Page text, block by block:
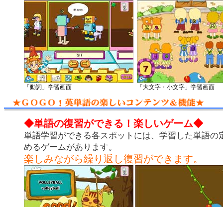
「動詞」学習画面 「大文字・小文字」学習画面
◆単語の復習ができる！楽しいゲーム◆
単語学習ができる各スポットには、学習した単語の
めるゲームがあります。
楽しみながら繰り返し復習ができます。